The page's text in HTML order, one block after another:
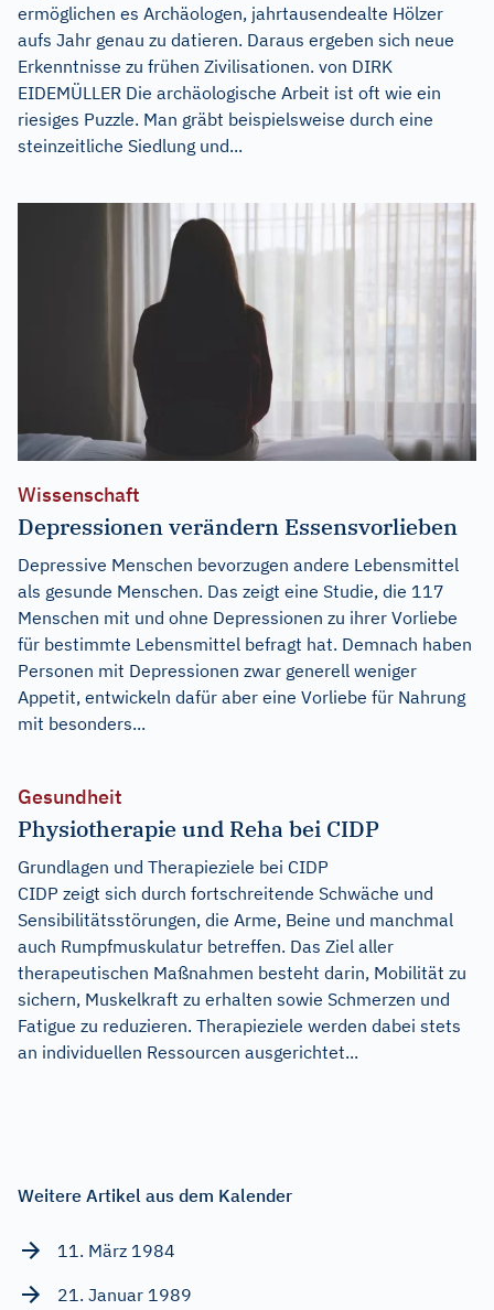
ermöglichen es Archäologen, jahrtausendealte Hölzer
aufs Jahr genau zu datieren. Daraus ergeben sich neue
Erkenntnisse zu frühen Zivilisationen. von DIRK
EIDEMÜLLER Die archäologische Arbeit ist oft wie ein
riesiges Puzzle. Man gräbt beispielsweise durch eine
steinzeitliche Siedlung und...
Wissenschaft
Depressionen verändern Essensvorlieben
Depressive Menschen bevorzugen andere Lebensmittel
als gesunde Menschen. Das zeigt eine Studie, die 117
Menschen mit und ohne Depressionen zu ihrer Vorliebe
für bestimmte Lebensmittel befragt hat. Demnach haben
Personen mit Depressionen zwar generell weniger
Appetit, entwickeln dafür aber eine Vorliebe für Nahrung
mit besonders...
Gesundheit
Physiotherapie und Reha bei CIDP
Grundlagen und Therapieziele bei CIDP
CIDP zeigt sich durch fortschreitende Schwäche und
Sensibilitätsstörungen, die Arme, Beine und manchmal
auch Rumpfmuskulatur betreffen. Das Ziel aller
therapeutischen Maßnahmen besteht darin, Mobilität zu
sichern, Muskelkraft zu erhalten sowie Schmerzen und
Fatigue zu reduzieren. Therapieziele werden dabei stets
an individuellen Ressourcen ausgerichtet...
Weitere Artikel aus dem Kalender
11. März 1984
21. Januar 1989